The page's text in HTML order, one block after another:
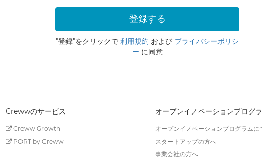
"登録"をクリックで 利用規約 および プライバシーポリシ
ー に同意
Crewwのサービス
Creww Growth
PORT by Creww
オープンイノベーションプログ
オープンイノベーションプログラムに
スタートアップの方へ
事業会社の方へ